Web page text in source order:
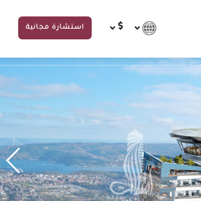
استشارة مجانية